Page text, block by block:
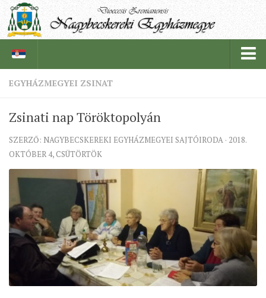
PÜSPÖK
TÖRTÉNELEM
EGYHÁZMEGYEI LEVÉLTÁR
LELKIPÁSZTOROK
SZERZETESRENDEK
IN MEMORIAM
PLÉBÁNIÁK
ÉSZAKI ESPERESSÉG
EGYHÁZMEGYEI ZSINAT
Zsinati nap Töröktopolyán
SZERZŐ: NAGYBECSKEREKI EGYHÁZMEGYEI SAJTÓIRODA · 2018.
OKTÓBER 4, CSÜTÖRTÖK